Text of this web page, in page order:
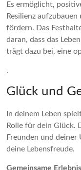
Es ermöglicht,
Resilienz
fördern. Das
daran, dass das
trägt dazu bei, eine
.
Glück und
In deinem Leben
Rolle für dein Glück.
Freunden und
deine Lebensfreude.
Gemeinsame